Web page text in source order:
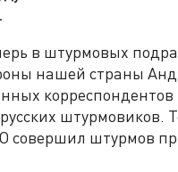
в штурмовых
нашей страны
штурмовиков.
совершил штурмов